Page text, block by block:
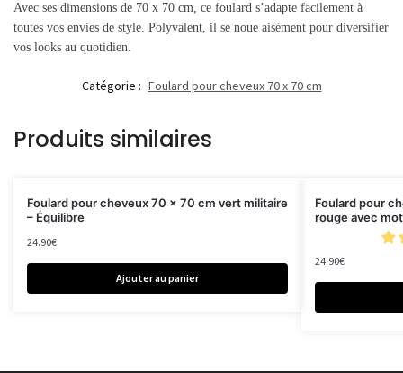
Avec ses dimensions de 70 x 70 cm, ce foulard s’adapte facilement à
toutes vos envies de style. Polyvalent, il se noue aisément pour diversifier
vos looks au quotidien.
Catégorie : Foulard pour cheveux 70 x 70 cm
Produits similaires
Foulard pour cheveux 70 x 70 cm vert militaire
– Équilibre
24.90€
Ajouter au panier
Foulard pour
rouge avec
24.90€